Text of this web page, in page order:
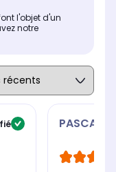
l'objet d'un
notre
PASCAL